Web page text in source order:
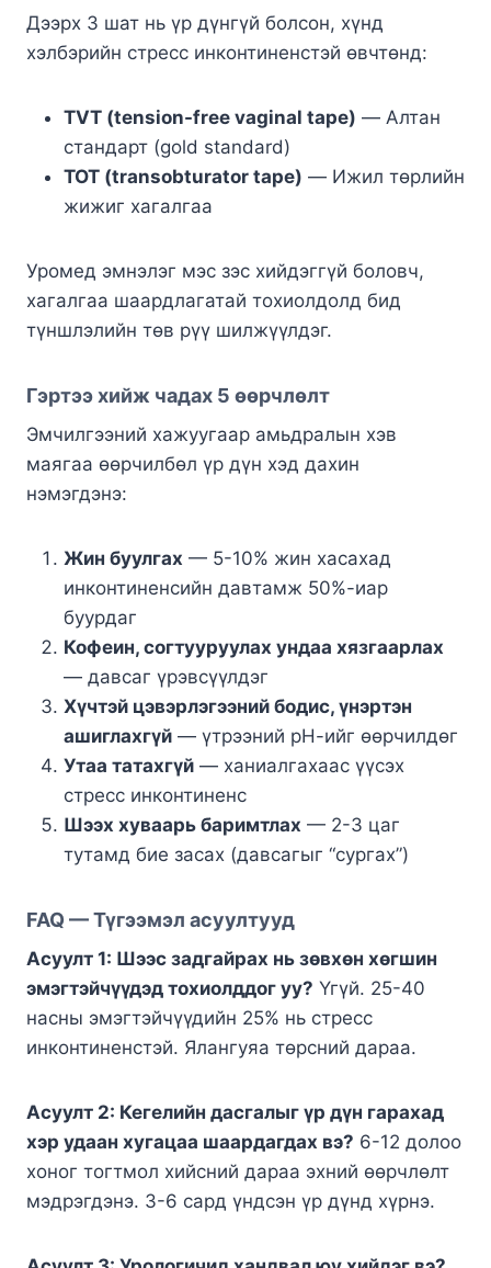
Дээрх 3 шат нь үр дүнгүй болсон, хүнд
хэлбэрийн стресс инконтиненстэй өвчтөнд:
TVT (tension-free vaginal tape) — Алтан
стандарт (gold standard)
TOT (transobturator tape) — Ижил төрлийн
жижиг хагалгаа
Уромед эмнэлэг мэс зэс хийдэггүй боловч,
хагалгаа шаардлагатай тохиолдолд бид
түншлэлийн төв рүү шилжүүлдэг.
Гэртээ хийж чадах 5 өөрчлөлт
Эмчилгээний хажуугаар амьдралын хэв
маягаа өөрчилбөл үр дүн хэд дахин
нэмэгдэнэ:
Жин буулгах — 5-10% жин хасахад
инконтиненсийн давтамж 50%-иар
буурдаг
Кофеин, согтууруулах ундаа хязгаарлах
— давсаг үрэвсүүлдэг
Хүчтэй цэвэрлэгээний бодис, үнэртэн
ашиглахгүй — үтрээний рН-ийг өөрчилдөг
Утаа татахгүй — ханиалгахаас үүсэх
стресс инконтиненс
Шээх хуваарь баримтлах — 2-3 цаг
тутамд бие засах (давсагыг “сургах”)
FAQ — Түгээмэл асуултууд
Асуулт 1: Шээс задгайрах нь зөвхөн хөгшин
эмэгтэйчүүдэд тохиолддог уу? Үгүй. 25-40
насны эмэгтэйчүүдийн 25% нь стресс
инконтиненстэй. Ялангуяа төрсний дараа.
Асуулт 2: Кегелийн дасгалыг үр дүн гарахад
хэр удаан хугацаа шаардагдах вэ? 6-12 долоо
хоног тогтмол хийсний дараа эхний өөрчлөлт
мэдрэгдэнэ. 3-6 сард үндсэн үр дүнд хүрнэ.